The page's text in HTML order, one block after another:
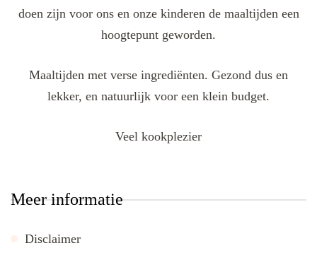
doen zijn voor ons en onze kinderen de maaltijden een
hoogtepunt geworden.
Maaltijden met verse ingrediënten. Gezond dus en
lekker, en natuurlijk voor een klein budget.
Veel kookplezier
Meer informatie
Disclaimer